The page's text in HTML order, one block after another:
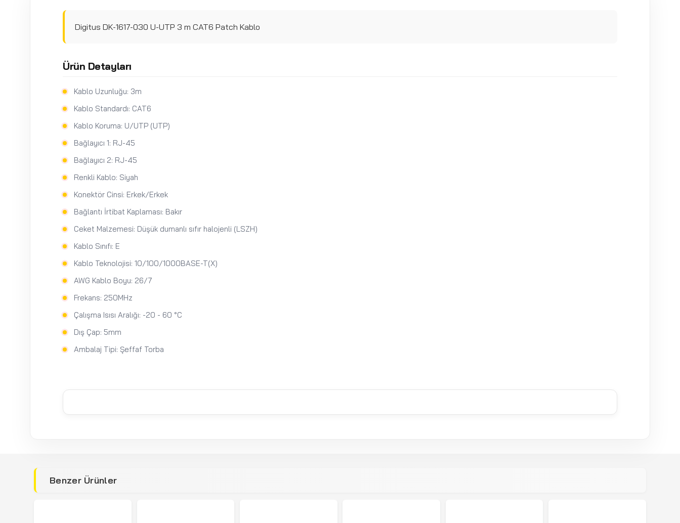
Digitus DK-1617-030 U-UTP 3 m CAT6 Patch Kablo
Ürün Detayları
Kablo Uzunluğu: 3m
Kablo Standardı: CAT6
Kablo Koruma: U/UTP (UTP)
Bağlayıcı 1: RJ-45
Bağlayıcı 2: RJ-45
Renkli Kablo: Siyah
Konektör Cinsi: Erkek/Erkek
Bağlantı İrtibat Kaplaması: Bakır
Ceket Malzemesi: Düşük dumanlı sıfır halojenli (LSZH)
Kablo Sınıfı: E
Kablo Teknolojisi: 10/100/1000BASE-T(X)
AWG Kablo Boyu: 26/7
Frekans: 250MHz
Çalışma Isısı Aralığı: -20 - 60 °C
Dış Çap: 5mm
Ambalaj Tipi: Şeffaf Torba
Benzer Ürünler